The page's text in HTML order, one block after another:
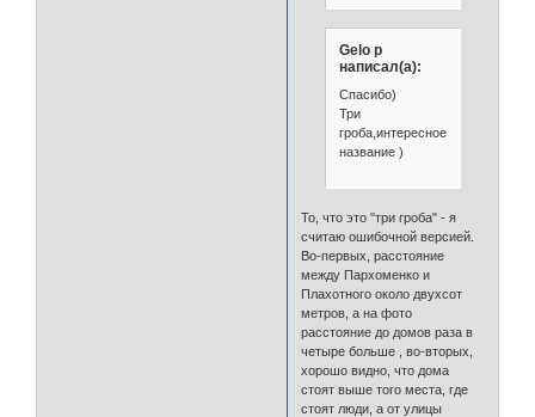
Gelo p
написал(а):
Спасибо)
Три
гроба,интересное
название )
То, что это "три гроба" - я
считаю ошибочной версией.
Во-первых, расстояние
между Пархоменко и
Плахотного около двухсот
метров, а на фото
расстояние до домов раза в
четыре больше , во-вторых,
хорошо видно, что дома
стоят выше того места, где
стоят люди, а от улицы